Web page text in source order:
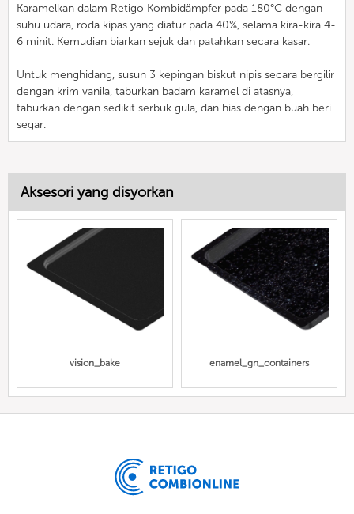
Karamelkan dalam Retigo Kombidämpfer pada 180°C dengan
suhu udara, roda kipas yang diatur pada 40%, selama kira-kira 4-
6 minit. Kemudian biarkan sejuk dan patahkan secara kasar.
Untuk menghidang, susun 3 kepingan biskut nipis secara bergilir
dengan krim vanila, taburkan badam karamel di atasnya,
taburkan dengan sedikit serbuk gula, dan hias dengan buah beri
segar.
Aksesori yang disyorkan
vision_bake enamel_gn_containers